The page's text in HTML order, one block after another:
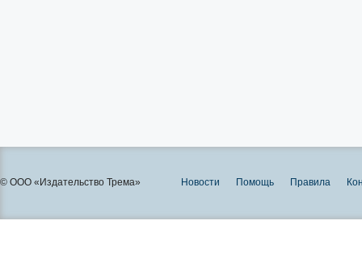
© ООО «Издательство Трема» Новости Помощь Правила